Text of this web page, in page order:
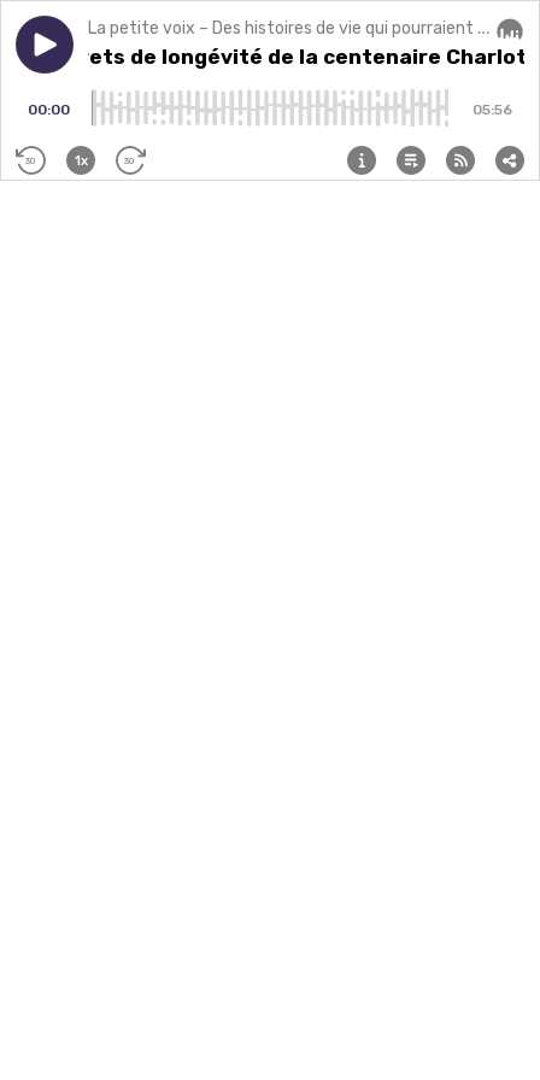
Play episodeLes secrets de longévité de la centenaire Charlotte
La petite voix – Des histoires de vie qui pourraient changer la vôtre.
secrets de longévité de la centenaire
00:00 05:56
30 1x 30